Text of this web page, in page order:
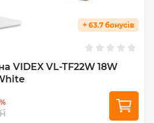
+ 63.7 бонусів
VIDEX VL-TF22W 18W